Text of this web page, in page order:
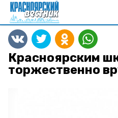
Красноярским
торжественно